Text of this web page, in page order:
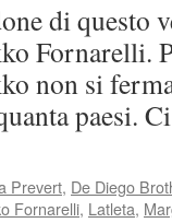
di questo
Fornarelli.
non si
paesi.
Prevert, De Diego
Fornarelli, Latleta,